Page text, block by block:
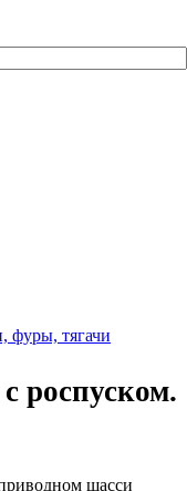
фуры, тягачи
роспуском.
шасси